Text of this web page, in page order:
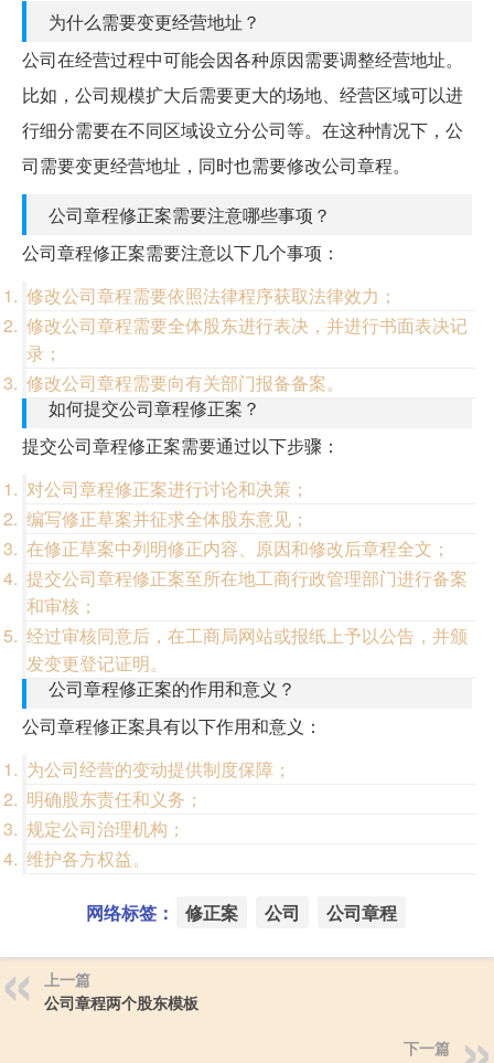
为什么需要变更经营地址？
公司在经营过程中可能会因各种原因需要调整经营地址。
比如，公司规模扩大后需要更大的场地、经营区域可以进
行细分需要在不同区域设立分公司等。在这种情况下，公
司需要变更经营地址，同时也需要修改公司章程。
公司章程修正案需要注意哪些事项？
公司章程修正案需要注意以下几个事项：
修改公司章程需要依照法律程序获取法律效力；
修改公司章程需要全体股东进行表决，并进行书面表决记
录；
修改公司章程需要向有关部门报备备案。
如何提交公司章程修正案？
提交公司章程修正案需要通过以下步骤：
对公司章程修正案进行讨论和决策；
编写修正草案并征求全体股东意见；
在修正草案中列明修正内容、原因和修改后章程全文；
提交公司章程修正案至所在地工商行政管理部门进行备案
和审核；
经过审核同意后，在工商局网站或报纸上予以公告，并颁
发变更登记证明。
公司章程修正案的作用和意义？
公司章程修正案具有以下作用和意义：
为公司经营的变动提供制度保障；
明确股东责任和义务；
规定公司治理机构；
维护各方权益。
网络标签： 修正案 公司 公司章程
上一篇
公司章程两个股东模板
下一篇